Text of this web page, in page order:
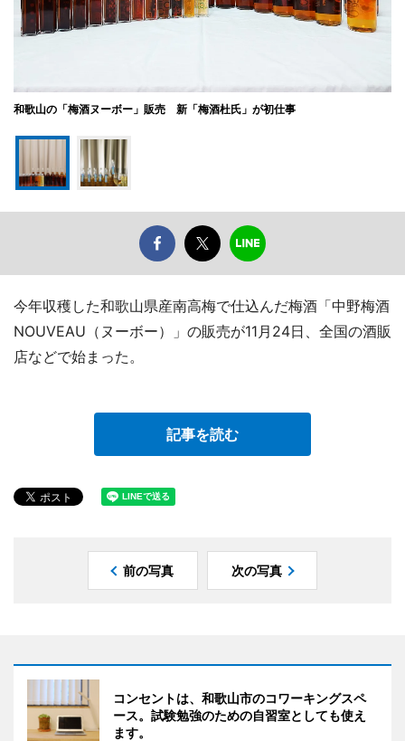
和歌山の「梅酒ヌーボー」販売 新「梅酒杜氏」が初仕事
今年収穫した和歌山県産南高梅で仕込んだ梅酒「中野梅酒
NOUVEAU（ヌーボー）」の販売が11月24日、全国の酒販
店などで始まった。
記事を読む
前の写真 次の写真
コンセントは、和歌山市のコワーキングスペ
ース。試験勉強のための自習室としても使え
ます。